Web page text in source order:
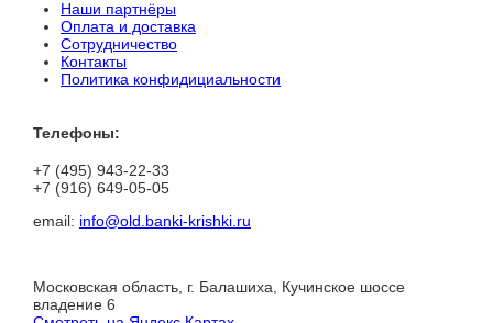
Наши партнёры
Оплата и доставка
Сотрудничество
Контакты
Политика конфидициальности
Телефоны:
+7 (495) 943-22-33
+7 (916) 649-05-05
email: info@old.banki-krishki.ru
Московская область, г. Балашиха, Кучинское шоссе
владение 6